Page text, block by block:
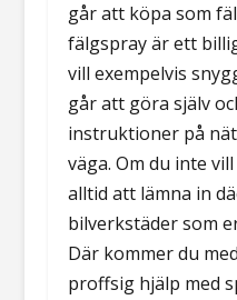
går att köpa som
fälgspray är ett
vill exempelvis
går att göra själv
instruktioner på
väga. Om du inte
alltid att lämna in
bilverkstäder som
Där kommer du
proffsig hjälp med